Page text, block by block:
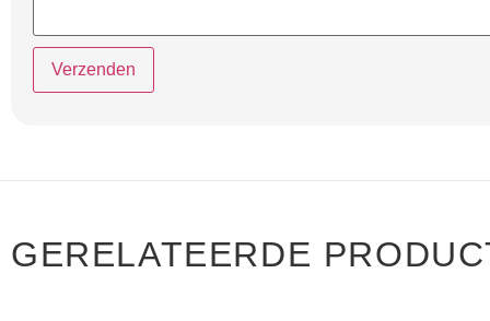
GERELATEERDE